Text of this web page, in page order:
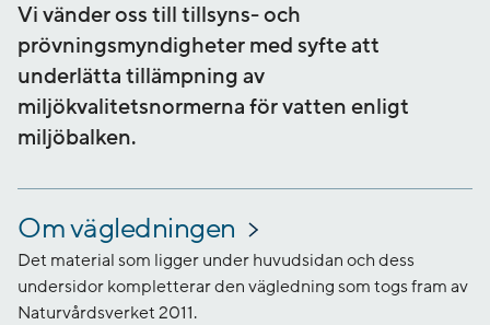
Vi vänder oss till tillsyns- och
prövningsmyndigheter med syfte att
underlätta tillämpning av
miljökvalitetsnormerna för vatten enligt
miljöbalken.
Om vägledningen
Det material som ligger under huvudsidan och dess
undersidor kompletterar den vägledning som togs fram av
Naturvårdsverket 2011.